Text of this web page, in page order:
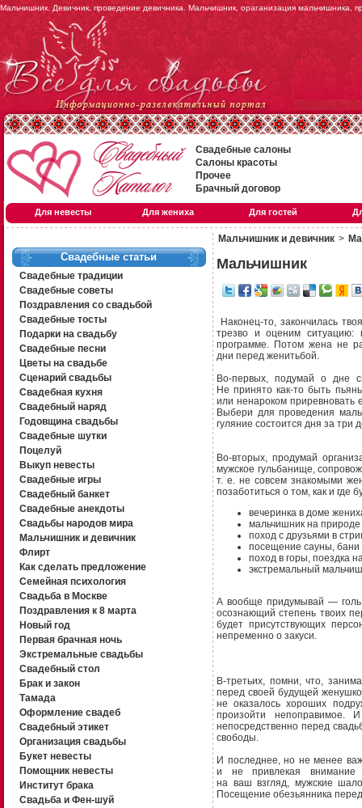
Мальчишник. Девичник, проведение девичника. Мальчишник, ораганизация мальчишника,
Свадебные салоны
Салоны красоты
Прочее
Брачный договор
Для невесты Для жениха Для гостей
Свадебные статьи
Свадебные традиции
Свадебные советы
Поздравления со свадьбой
Свадебные тосты
Подарки на свадьбу
Свадебные песни
Цветы на свадьбе
Сценарий свадьбы
Свадебная кухня
Свадебный наряд
Годовщина свадьбы
Свадебные шутки
Поцелуй
Выкуп невесты
Свадебные игры
Свадебный банкет
Свадебные анекдоты
Свадьбы народов мира
Мальчишник и девичник
Флирт
Как сделать предложение
Семейная психология
Свадьба в Москве
Поздравления к 8 марта
Новый год
Первая брачная ночь
Экстремальные свадьбы
Свадебный стол
Брак и закон
Тамада
Оформление свадеб
Свадебный этикет
Организация свадьбы
Букет невесты
Помощник невесты
Институт брака
Свадьба и Фен-шуй
Мальчишник и девичник >
Мальчишник
Наконец-то, закончилась
трезво и оценим ситуацию:
программе. Потом жена не
дни перед женитьбой.
Во-первых, подумай о дне
Не принятокак-то быть
или ненароком приревновать
Выбери для проведения
гуляние состоится дня за три
Во-вторых, продумай
мужское гульбанище,
т. е. не совсем знакомыми
позаботиться о том, как и где
вечеринка в доме
мальчишник на природе
поход с друзьями в
посещение сауны, бани
поход в горы, поездка
экстремальный
А вообще придумывай — голь
осознающий степень твоих
будет присутствующих
непременно о закуси.
В-третьих, помни, что,
перед своей будущей
не оказалось хороших
произойти
непосредственно перед
свободы.
И последнее, но не менее
и не привлекая внимание
на ваш взгляд, мужские
Посещение обезьянника